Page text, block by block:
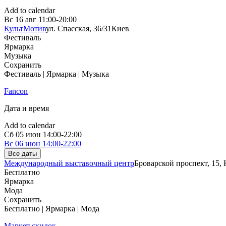
Add to calendar
Вс 16 авг 11:00-20:00
КультМотивул. Спасская, 36/31Киев
Фестиваль
Ярмарка
Музыка
Сохранить
Фестиваль | Ярмарка | Музыка
Fancon
Дата и время
Add to calendar
Сб 05 июн 14:00-22:00
Вс 06 июн 14:00-22:00
Все даты
Международный выставочный центрБроварской проспект, 15,
Бесплатно
Ярмарка
Мода
Сохранить
Бесплатно | Ярмарка | Мода